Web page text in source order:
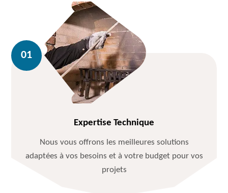
Expertise Technique
Nous vous offrons les meilleures solutions
adaptées à vos besoins et à votre budget pour vos
projets